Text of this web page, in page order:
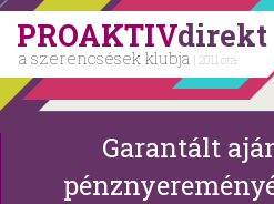
PROAKTIVdirekt
a szerencsések klubja | 2011 óta
Garantált